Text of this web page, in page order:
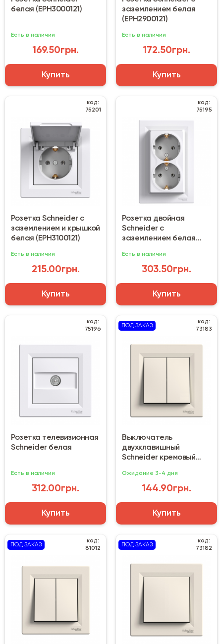
белая (EPH3000121)
Есть в наличии
169.50грн.
Купить
заземлением белая
(EPH2900121)
Есть в наличии
172.50грн.
Купить
код:
75201
Розетка Schneider с
заземлением и крышкой
белая (EPH3100121)
Есть в наличии
215.00грн.
Купить
код:
75195
Розетка двойная
Schneider с
заземлением белая
Есть в наличии
303.50грн.
Купить
код:
75196
Розетка телевизионная
Schneider белая
Есть в наличии
312.00грн.
Купить
ПОД ЗАКАЗ
код:
73183
Выключатель
двухклавишный
Schneider кремовый
Ожидание 3-4 дня
144.90грн.
Купить
ПОД ЗАКАЗ
код:
81012
ПОД ЗАКАЗ
код:
73182